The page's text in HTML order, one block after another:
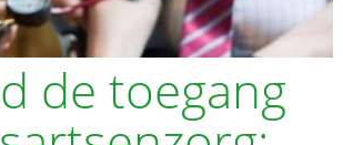
de toegang